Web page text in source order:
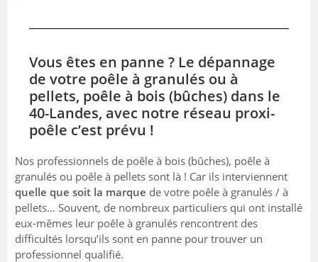
Vous êtes en panne ? Le dépannage
de votre poêle à granulés ou à
pellets, poêle à bois (bûches) dans le
40-Landes, avec notre réseau proxi-
poêle c’est prévu !
Nos professionnels de poêle à bois (bûches), poêle à
granulés ou poêle à pellets sont là ! Car ils interviennent
quelle que soit la marque de votre poêle à granulés / à
pellets… Souvent, de nombreux particuliers qui ont installé
eux-mêmes leur poêle à granulés rencontrent des
difficultés lorsqu’ils sont en panne pour trouver un
professionnel qualifié.